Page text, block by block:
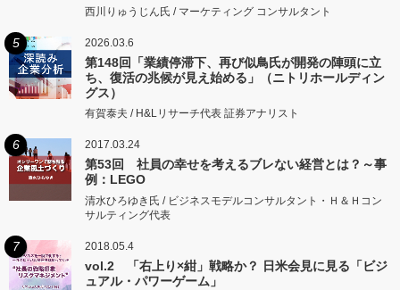
西川りゅうじん氏 / マーケティング コンサルタント
5 2026.03.6
第148回「業績停滞下、再び似鳥氏が開発の陣頭に立
ち、復活の兆候が見え始める」（ニトリホールディン
グス）
有賀泰夫 / H&Lリサーチ代表 証券アナリスト
6 2017.03.24
第53回 社員の幸せを考えるブレない経営とは？～事
例：LEGO
清水ひろゆき氏 / ビジネスモデルコンサルタント・Ｈ＆Ｈコン
サルティング代表
7 2018.05.4
vol.2 「右上り×紺」戦略か？ 日米会見に見る「ビジ
ュアル・パワーゲーム」